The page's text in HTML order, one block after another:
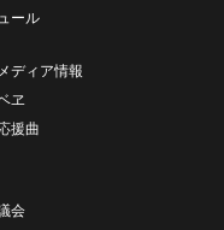
ール
ディア情報
ヱ
援曲
会